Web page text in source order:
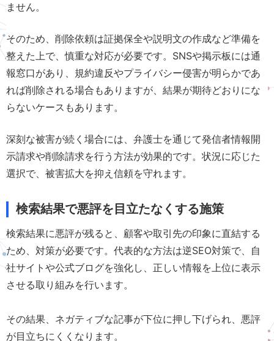
ません。
そのため、削除依頼は証拠保全や説明文の作成など準備を
整えた上で、慎重な対応が必要です。SNSや掲示板には通
報窓口があり、規約違反やプライバシー侵害が明らかであ
れば削除される場合もありますが、結果が期待どおりにな
らないケースもあります。
深刻な被害が続く場合には、弁護士を通じて発信者情報開
示請求や削除請求を行う方法が効果的です。状況に応じた
選択で、被害拡大を抑え信頼を守れます。
検索結果で悪評を目立たなくする施策
検索結果に悪評が残ると、顧客や取引先の印象に直結する
ため、対策が必要です。代表的な方法は逆SEO対策で、自
社サイトや公式ブログを強化し、正しい情報を上位に表示
させる取り組みを行います。
その結果、ネガティブな記事が下位に押し下げられ、悪評
が目立ちにくくなります。